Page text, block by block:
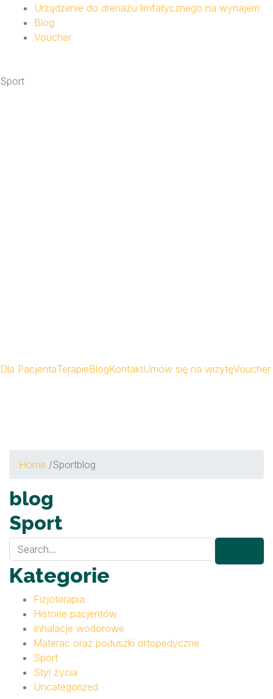
Urządzenie do drenażu limfatycznego na wynajem
Blog
Voucher
Sport
Dla PacjentaTerapieBlogKontaktUmów się na wizytęVoucher
Home /Sportblog
blog
Sport
Kategorie
Fizjoterapia
Historie pacjentów
Inhalacje wodorowe
Materac oraz poduszki ortopedyczne
Sport
Styl życia
Uncategorized